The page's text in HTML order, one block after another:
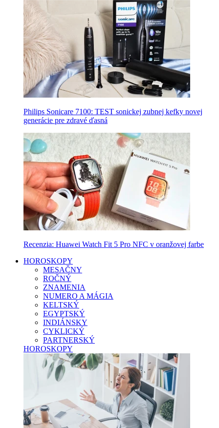
Philips Sonicare 7100: TEST sonickej zubnej kefky novej
generácie pre zdravé ďasná
Recenzia: Huawei Watch Fit 5 Pro NFC v oranžovej farbe
HOROSKOPY
MESAČNY
ROČNÝ
ZNAMENIA
NUMERO A MÁGIA
KELTSKÝ
EGYPTSKÝ
INDIÁNSKY
CYKLICKÝ
PARTNERSKÝ
HOROSKOPY